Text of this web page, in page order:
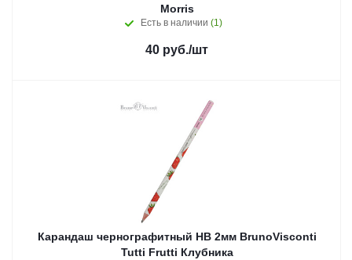
Morris
Есть в наличии (1)
40 руб./шт
Карандаш чернографитный НВ 2мм BrunoVisconti
Tutti Frutti Клубника